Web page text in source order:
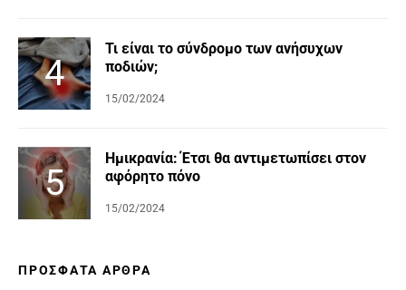
Τι είναι το σύνδρομο των ανήσυχων
ποδιών;
15/02/2024
Ημικρανία: Έτσι θα αντιμετωπίσει στον
αφόρητο πόνο
15/02/2024
ΠΡΌΣΦΑΤΑ ΆΡΘΡΑ